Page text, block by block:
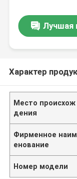
Лучшая
Характер
Место происхож
дения
Фирменное наим
енование
Номер модели